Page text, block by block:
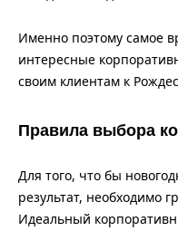
Именно поэтому самое
интересные
своим клиентам к
Правила выбора
Для того, что бы
результат, необходимо
Идеальный